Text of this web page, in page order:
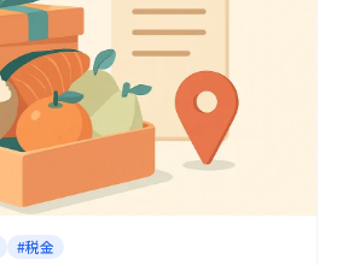
#税金